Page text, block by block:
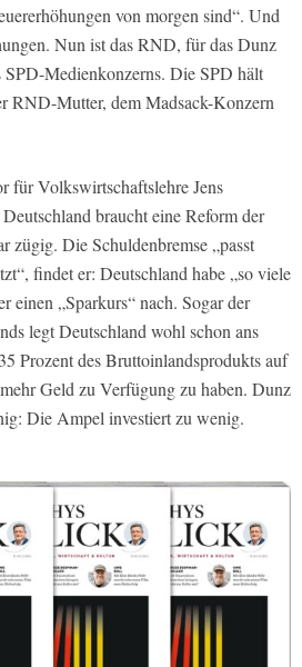
von morgen sind“. Und
Nun ist das RND, für das Dunz
SPD-Medienkonzerns. Die SPD hält
RND-Mutter, dem Madsack-Konzern
für Volkswirtschaftslehre Jens
braucht eine Reform der
zügig. Die Schuldenbremse „passt
findet er: Deutschland habe „so viele
einen „Sparkurs“ nach. Sogar der
legt Deutschland wohl schon ans
Prozent des Bruttoinlandsprodukts auf
Geld zu Verfügung zu haben. Dunz
Die Ampel investiert zu wenig.